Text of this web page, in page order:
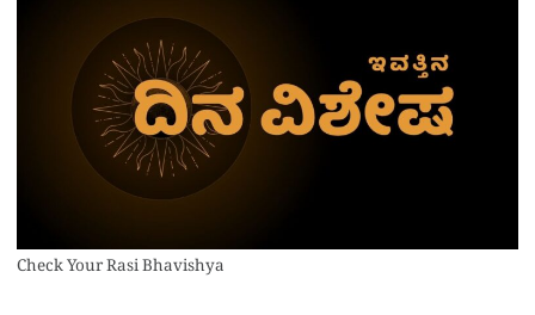
Check Your Rasi Bhavishya